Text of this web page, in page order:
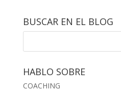
BUSCAR EN EL BLOG
HABLO SOBRE
COACHING